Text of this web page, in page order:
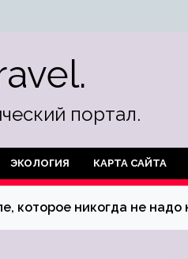
портал.
ЭКОЛОГИЯ КАРТА САЙТА
которое никогда не надо